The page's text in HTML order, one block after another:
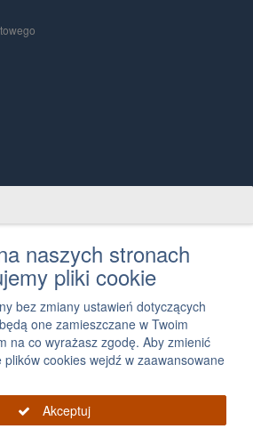
naszych stronach
pliki cookie
bez zmiany ustawień dotyczących
one zamieszczane w Twoim
na co wyrażasz zgodę. Aby zmienić
cookies wejdź w zaawansowane
Akceptuj